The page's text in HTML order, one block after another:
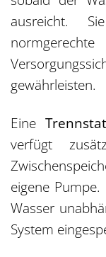
ausreicht.
gewährleisten.
Eine
verfügt
eigene
Wasser
System